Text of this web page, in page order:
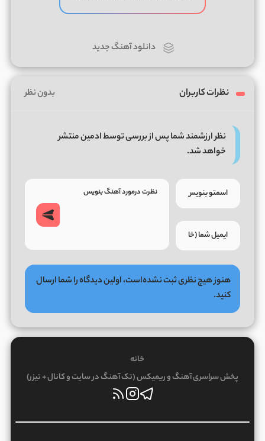
دانلود آهنگ جدید
نظرات کاربران بدون نظر
نظر ارزشمند شما پس از بررسی توسط ادمین منتشر
خواهد شد.
هنوز هیچ نظری ثبت نشده‌است، اولین دیدگاه را شما ارسال
کنید.
خانه
پخش سراسری آهنگ و ریمیکس (تک آهنگ در سایت و کانال + تیزر)